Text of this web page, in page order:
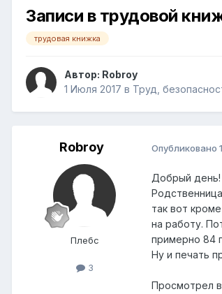
Записи в трудовой
трудовая книжка
Автор: Robroy
1 Июля 2017 в Труд,
Robroy
Плебс
3
Опубликовано
Добрый день!
так вот
на работу.
примерно 84
Ну и печать
Просмотрел